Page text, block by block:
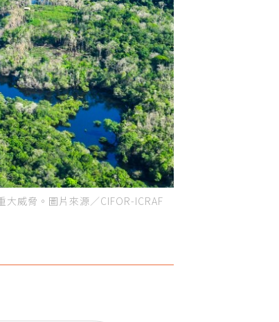
威脅。圖片來源／CIFOR-ICRAF